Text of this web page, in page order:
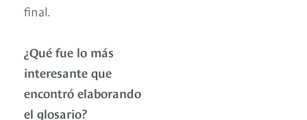
final.
¿Qué fue lo más
interesante que
encontró elaborando
el glosario?